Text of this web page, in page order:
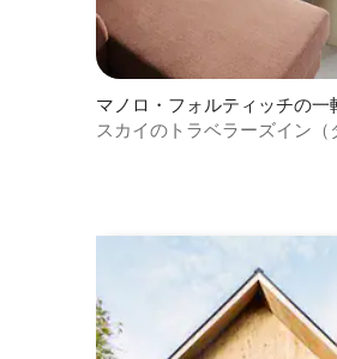
マノロ・フォルティッチの一
スカイのトラベラーズイン（